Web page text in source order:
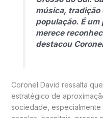
música, tradição
população. É
merece
destacou
Coronel David ressalta
estratégico de
sociedade,